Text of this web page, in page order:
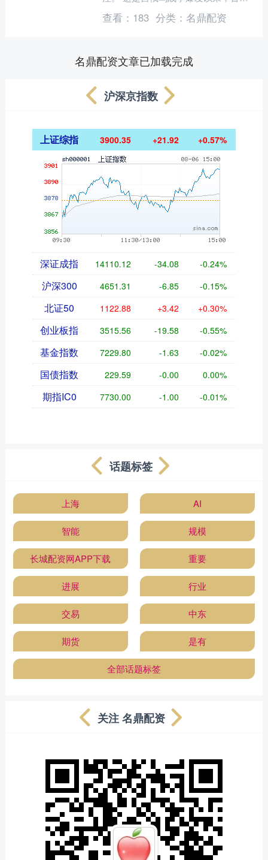
有北约国家直接击落俄罗斯无人机，被
视为局势重大升级。 甚至波....
查看： 183 分类： 名鼎配资
名鼎配资文章已加载完成
沪深京指数
上证综指 3900.35 +21.92 +0.57%
深证成指 14110.12 -34.08 -0.24%
沪深300 4651.31 -6.85 -0.15%
北证50 1122.88 +3.42 +0.30%
创业板指 3515.56 -19.58 -0.55%
基金指数 7229.80 -1.63 -0.02%
国债指数 229.59 -0.00 0.00%
期指IC0 7730.00 -1.00 -0.01%
话题标签
上海 AI
智能 规模
长城配资网APP下载 重要
进展 行业
交易 中东
期货 是有
全部话题标签
关注 名鼎配资